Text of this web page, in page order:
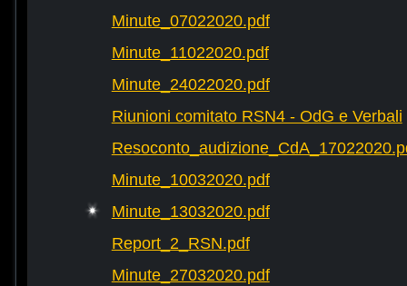
Minute_07022020.pdf
Minute_11022020.pdf
Minute_24022020.pdf
Riunioni comitato RSN4 - OdG e Verbali
Minute_10032020.pdf
Minute_13032020.pdf
Report_2_RSN.pdf
Minute_27032020.pdf